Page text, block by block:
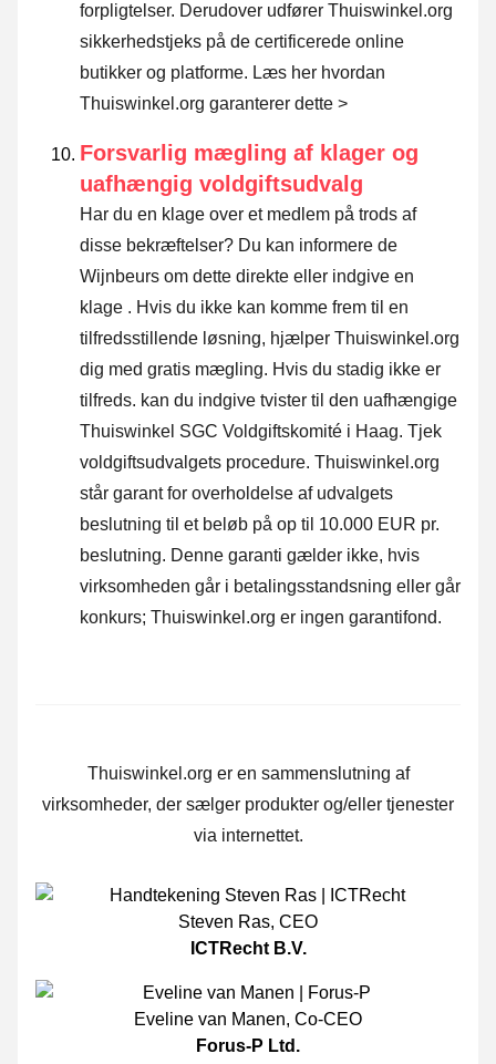
forpligtelser. Derudover udfører Thuiswinkel.org
sikkerhedstjeks på de certificerede online
butikker og platforme. Læs her hvordan
Thuiswinkel.org garanterer dette >
Forsvarlig mægling af klager og
uafhængig voldgiftsudvalg
Har du en klage over et medlem på trods af
disse bekræftelser? Du kan informere de
Wijnbeurs om dette direkte eller indgive en
klage . Hvis du ikke kan komme frem til en
tilfredsstillende løsning, hjælper Thuiswinkel.org
dig med gratis mægling. Hvis du stadig ikke er
tilfreds. kan du indgive tvister til den uafhængige
Thuiswinkel SGC Voldgiftskomité i Haag. Tjek
voldgiftsudvalgets procedure. Thuiswinkel.org
står garant for overholdelse af udvalgets
beslutning til et beløb på op til 10.000 EUR pr.
beslutning. Denne garanti gælder ikke, hvis
virksomheden går i betalingsstandsning eller går
konkurs; Thuiswinkel.org er ingen garantifond.
Thuiswinkel.org er en sammenslutning af
virksomheder, der sælger produkter og/eller tjenester
via internettet.
Steven Ras, CEO
ICTRecht B.V.
Eveline van Manen, Co-CEO
Forus-P Ltd.